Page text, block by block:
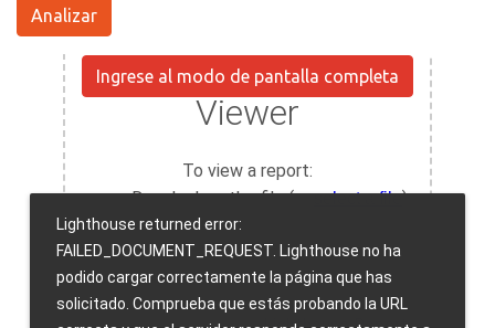
Analizar
Ingrese al modo de pantalla completa